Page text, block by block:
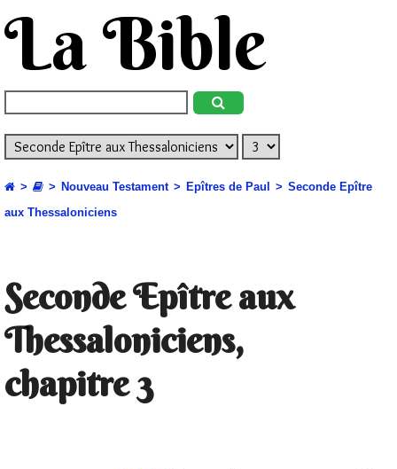
La Bible
Nouveau Testament Epîtres de Paul
Seconde Epître
aux Thessaloniciens
Seconde Epître aux
Thessaloniciens,
chapitre 3